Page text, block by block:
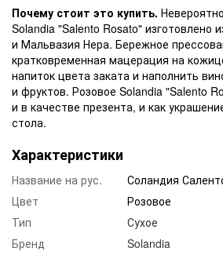
Почему стоит это купить.
Solandia "Salento Rosato" изготовлено
и Мальвазия Нера. Бережное
кратковременная мацерация на
напиток цвета заката и наполнить
и фруктов. Розовое Solandia "Salento
и в качестве презента, и как
стола.
Характеристики
Название на рус.
Соландия
Цвет
Розовое
Тип
Сухое
Бренд
Solandia